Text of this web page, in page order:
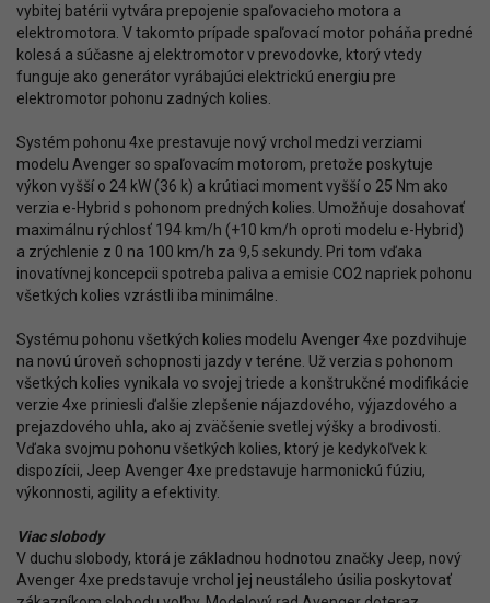
vybitej batérii vytvára prepojenie spaľovacieho motora a
elektromotora. V takomto prípade spaľovací motor poháňa predné
kolesá a súčasne aj elektromotor v prevodovke, ktorý vtedy
funguje ako generátor vyrábajúci elektrickú energiu pre
elektromotor pohonu zadných kolies.
Systém pohonu 4xe prestavuje nový vrchol medzi verziami
modelu Avenger so spaľovacím motorom, pretože poskytuje
výkon vyšší o 24 kW (36 k) a krútiaci moment vyšší o 25 Nm ako
verzia e-Hybrid s pohonom predných kolies. Umožňuje dosahovať
maximálnu rýchlosť 194 km/h (+10 km/h oproti modelu e-Hybrid)
a zrýchlenie z 0 na 100 km/h za 9,5 sekundy. Pri tom vďaka
inovatívnej koncepcii spotreba paliva a emisie CO2 napriek pohonu
všetkých kolies vzrástli iba minimálne.
Systému pohonu všetkých kolies modelu Avenger 4xe pozdvihuje
na novú úroveň schopnosti jazdy v teréne. Už verzia s pohonom
všetkých kolies vynikala vo svojej triede a konštrukčné modifikácie
verzie 4xe priniesli ďalšie zlepšenie nájazdového, výjazdového a
prejazdového uhla, ako aj zväčšenie svetlej výšky a brodivosti.
Vďaka svojmu pohonu všetkých kolies, ktorý je kedykoľvek k
dispozícii, Jeep Avenger 4xe predstavuje harmonickú fúziu,
výkonnosti, agility a efektivity.
Viac slobody
V duchu slobody, ktorá je základnou hodnotou značky Jeep, nový
Avenger 4xe predstavuje vrchol jej neustáleho úsilia poskytovať